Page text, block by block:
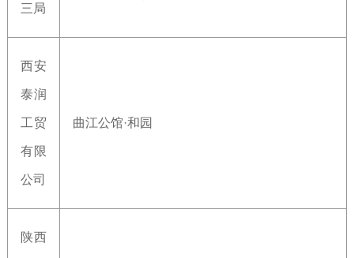
三局
西安
泰润
工贸
有限
公司
曲江公馆·和园
陕西